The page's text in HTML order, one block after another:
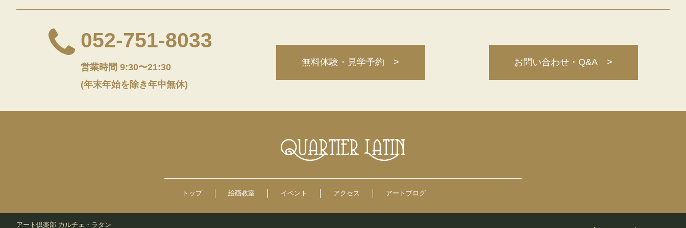
052-751-8033
営業時間 9:30〜21:30
(年末年始を除き年中無休)
無料体験・見学予約 > お問い合わせ・Q&A >
トップ 絵画教室 イベント アクセス アートブログ
アート倶楽部 カルチェ・ラタン